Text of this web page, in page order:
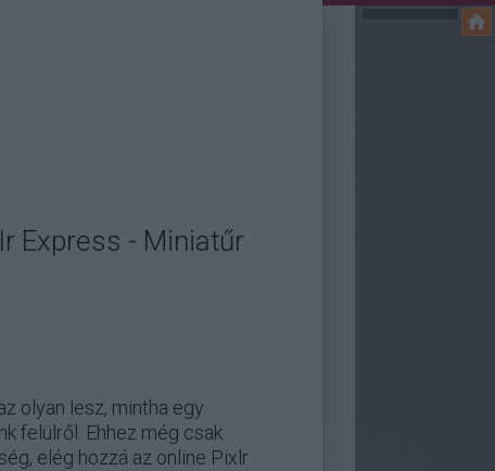
Express - Miniatűr
olyan lesz, mintha egy
felülről. Ehhez még csak
elég hozzá az online Pixlr